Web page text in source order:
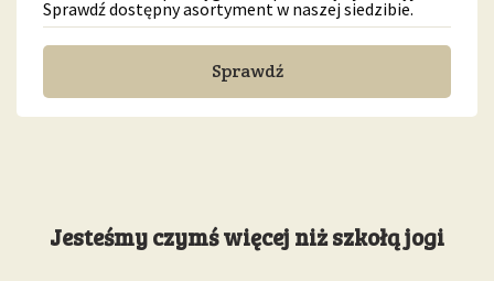
Sprawdź dostępny asortyment w naszej siedzibie.
Sprawdź
Jesteśmy czymś więcej niż szkołą jogi